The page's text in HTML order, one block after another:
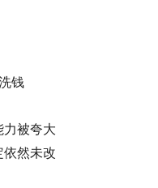
钱
力被夸大
依然未改